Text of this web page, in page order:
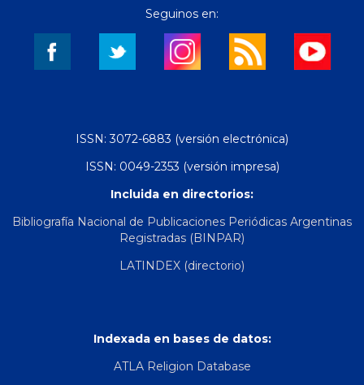
Seguinos en:
ISSN: 3072-6883 (versión electrónica)
ISSN: 0049-2353 (versión impresa)
Incluida en directorios:
Bibliografía Nacional de Publicaciones Periódicas Argentinas
Registradas (BINPAR)
LATINDEX (directorio)
Indexada en bases de datos:
ATLA Religion Database